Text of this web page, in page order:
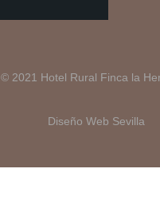
© 2021 Hotel Rural Finca la
Diseño Web Sevilla